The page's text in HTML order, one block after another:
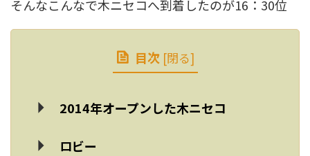
そんなこんなで木ニセコへ到着したのが16：30位
目次 [閉る]
2014年オープンした木ニセコ
ロビー